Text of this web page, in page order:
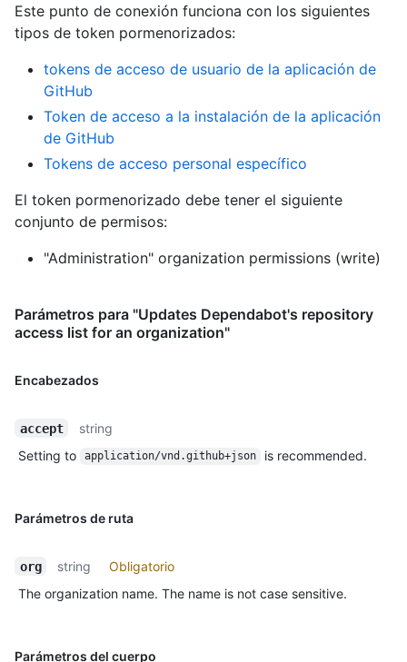
Este punto de conexión funciona con los siguientes
tipos de token pormenorizados:
tokens de acceso de usuario de la aplicación de
GitHub
Token de acceso a la instalación de la aplicación
de GitHub
Tokens de acceso personal específico
El token pormenorizado debe tener el siguiente
conjunto de permisos:
"Administration" organization permissions (write)
Parámetros para "Updates Dependabot's repository
access list for an organization"
Encabezados
accept
string
Setting to
application/vnd.github+json is recommended.
Parámetros de ruta
org string
Obligatorio
The organization name. The name is not case sensitive.
Parámetros del cuerpo